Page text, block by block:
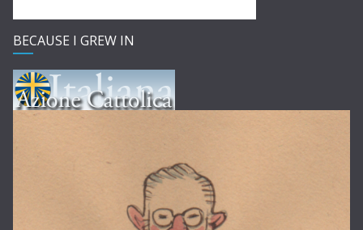
BECAUSE I GREW IN